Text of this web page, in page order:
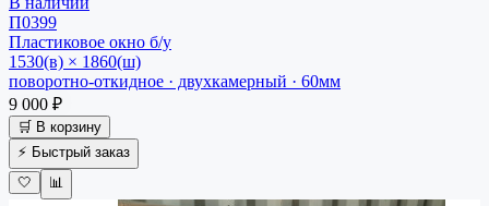
П0399
Пластиковое окно б/у
1530(в) × 1860(ш)
поворотно-откидное · двухкамерный · 60мм
9 000 ₽
🛒 В корзину
⚡ Быстрый заказ
🤍
📊